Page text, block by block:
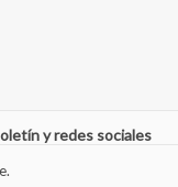
y redes sociales